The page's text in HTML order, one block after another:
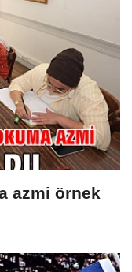
azmi örnek